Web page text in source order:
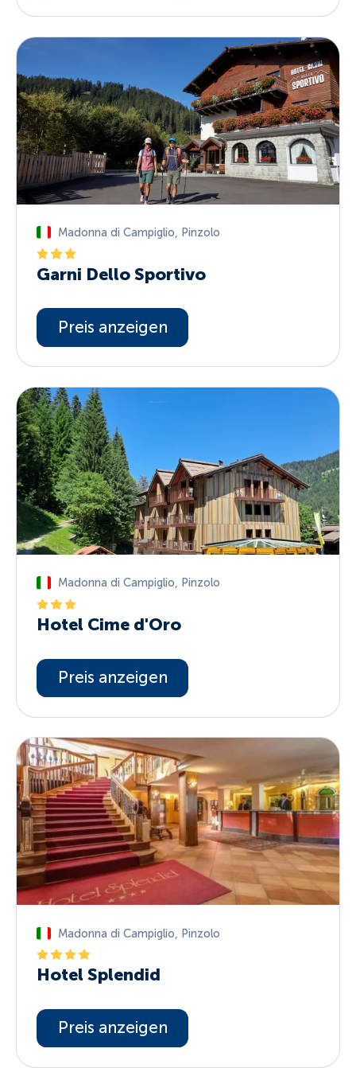
Madonna di Campiglio Pinzolo
Garni Dello Sportivo
Preis anzeigen
Madonna di Campiglio, Pinzolo
Hotel Cime d'Oro
Preis anzeigen
Madonna di Campiglio Pinzolo
Hotel Splendid
Preis anzeigen